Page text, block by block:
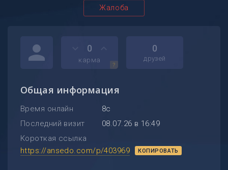
Жалоба
person
?
0
карма
0
друзей
Общая информация
Время онлайн
8с
Последний визит
08.07.26 в 16:49
Короткая ссылка
https://ansedo.com/p/403969
КОПИРОВАТЬ